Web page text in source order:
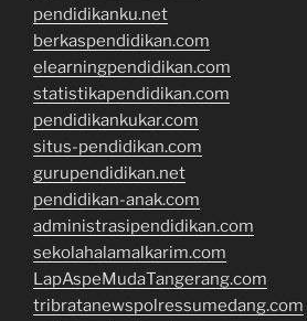
pendidikanku.net
berkaspendidikan.com
elearningpendidikan.com
statistikapendidikan.com
pendidikankukar.com
situs-pendidikan.com
gurupendidikan.net
pendidikan-anak.com
administrasipendidikan.com
sekolahalamalkarim.com
LapAspeMudaTangerang.com
tribratanewspolressumedang.com